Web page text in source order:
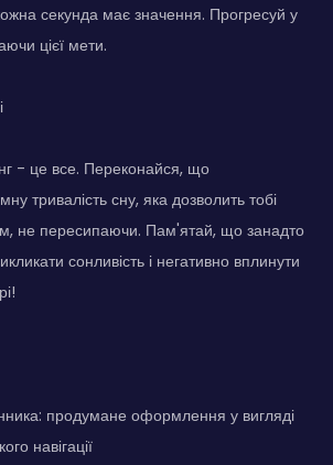
секунда має значення. Прогресуй у
цієї мети.
- це все. Переконайся, що
тривалість сну, яка дозволить тобі
не пересипаючи. Пам'ятай, що занадто
сонливість і негативно вплинути
продумане оформлення у вигляді
навігації